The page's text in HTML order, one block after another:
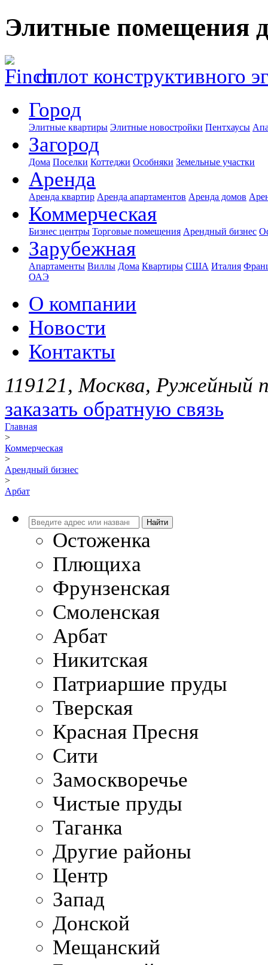
Элитные помещения
оплот конструктивного
Город
Элитные квартиры Элитные новостройки Пентхаусы
Загород
Дома Поселки Коттеджи Особняки Земельные участки
Аренда
Аренда квартир Аренда апартаментов Аренда домов
Коммерческая
Бизнес центры Торговые помещения Арендный бизнес
Зарубежная
Апартаменты Виллы Дома Квартиры США Италия
ОАЭ
О компании
Новости
Контакты
119121, Москва, Ружейный
заказать обратную связь
Главная
>
Коммерческая
>
Арендный бизнес
>
Арбат
Остоженка
Плющиха
Фрунзенская
Смоленская
Арбат
Никитская
Патриаршие пруды
Тверская
Красная Пресня
Сити
Замоскворечье
Чистые пруды
Таганка
Другие районы
Центр
Запад
Донской
Мещанский